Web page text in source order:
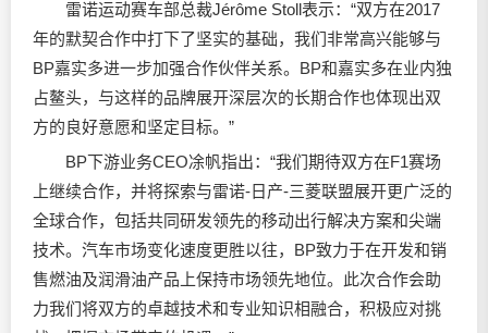
雷诺运动赛车部总裁Jérôme Stoll表示：“双方在2017
年的默契合作中打下了坚实的基础，我们非常高兴能够与
BP嘉实多进一步加强合作伙伴关系。BP和嘉实多在业内独
占鳌头，与这样的品牌展开深层次的长期合作也体现出双
方的良好意愿和坚定目标。”
BP下游业务CEO凃帆指出：“我们期待双方在F1赛场
上继续合作，并将探索与雷诺-日产-三菱联盟展开更广泛的
全球合作，包括共同研发领先的移动出行解决方案和尖端
技术。汽车市场变化速度更胜以往，BP致力于在开发和销
售燃油及润滑油产品上保持市场领先地位。此次合作会助
力我们将双方的卓越技术和专业知识相融合，积极应对挑